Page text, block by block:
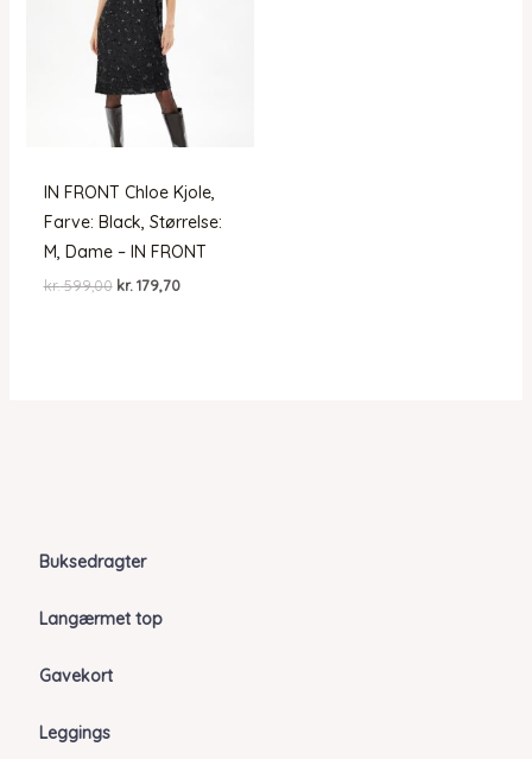
Buksedragter
Langærmet top
Gavekort
Leggings
IN FRONT Chloe Kjole,
Farve: Black, Størrelse:
M, Dame – IN FRONT
kr.599,00 Den
kr. 179,70Den